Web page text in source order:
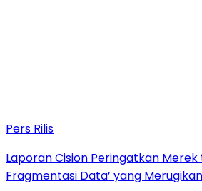
Pers Rilis
Laporan Cision Peringatkan
Fragmentasi Data’ yang Merugikan